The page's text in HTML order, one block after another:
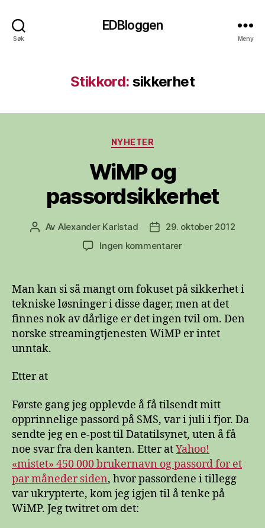
Søk
EDBloggen
Meny
Stikkord: sikkerhet
Kategorier
NYHETER
WiMP og
passordsikkerhet
Innleggsforfatter
Av Alexander Karlstad Publiseringsdato
29. oktober 2012
Ingen kommentarertil
passordsikkerhet
Man kan si så mangt om fokuset på sikkerhet i
tekniske løsninger i disse dager, men at det
finnes nok av dårlige er det ingen tvil om. Den
norske streamingtjenesten WiMP er intet
unntak.
Etter at
Første gang jeg opplevde å få tilsendt mitt
opprinnelige passord på SMS, var i juli i fjor. Da
sendte jeg en e-post til Datatilsynet, uten å få
noe svar fra den kanten. Etter atYahoo!
«mistet» 450 000 brukernavn og passord for et
par måneder siden, hvor passordene i tillegg
var ukrypterte, kom jeg igjen til å tenke på
WiMP. Jeg twitret om det: